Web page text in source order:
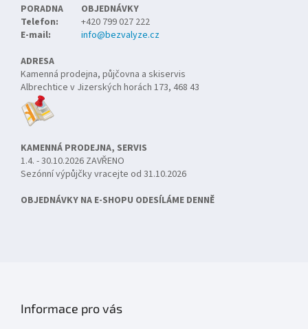
PORADNA
OBJEDNÁVKY
Telefon:
+420 799 027 222
E-mail:
info@bezvalyze.cz
ADRESA
Kamenná prodejna, půjčovna a skiservis
Albrechtice v Jizerských horách 173, 468 43
KAMENNÁ PRODEJNA, SERVIS
1.4. - 30.10.2026 ZAVŘENO
Sezónní výpůjčky vracejte od 31.10.2026
OBJEDNÁVKY NA E-SHOPU ODESÍLÁME DENNĚ
Informace pro vás